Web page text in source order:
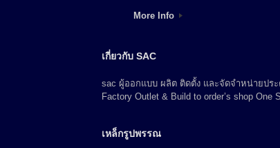
More Info
เกี่ยวกับ SAC
sac ผู้ออกแบบ ผลิต ติดตั้ง และจัดจำหน่ายปร
Factory Outlet & Build to order’s shop One
เหล็กรูปพรรณ